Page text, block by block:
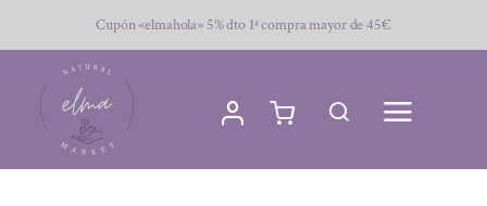
al
contenido
Cupón «elmahola» 5% dto 1ª compra mayor de 45€